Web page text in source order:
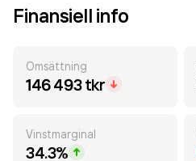
Finansiell info
Omsättning
146 493 tkr
Vinstmarginal
34.3%